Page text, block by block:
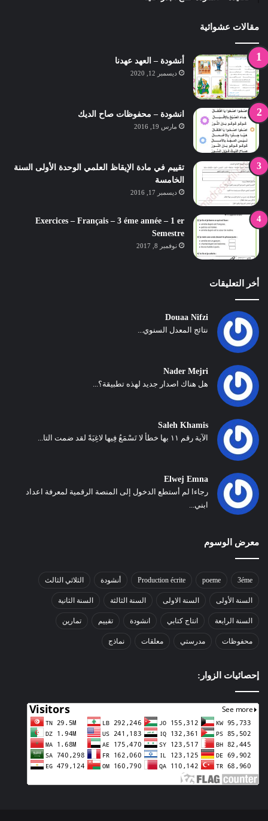
مقالات عشوائية
أنشودة – العهد عهدنا
ديسمبر 12, 2020
انشودة – محفوظات صاح الديك
مارس 19, 2016
تقييم في مادة الإيقاظ العلمي الوحدة الأولى السنة
الخامسة
ديسمبر 17, 2016
Exercices – Français – 3 éme année – 1 er
Semestre
نوفمبر 8, 2017
أخر التعليقات
Douaa Nifzi
نتائج المعدل السنوي...
Nader Mejri
هل هناك اصدار جديد لهذه تطبيقة؟...
Saleh Khamis
الآية رقم ١١ بها خطأ لا تَسْمَعُ فِيها لاغِيَةً لقد ضمت التا...
Elwej Emna
رجاءا لم أستطع الدخول إلى المنصة الرقمية لمعرفة اعداد
ابني...
معرض الوسوم
3éme
poeme
Production écrite أنشودة الثلاثي الثالث
السنة الأولى السنة الاولى السنة الثالثة السنة الثانية
السنة الرابعة انتاج كتابي انشودة تقييم تمارين
محفوظات مدرستي معلقات نماذج
إحصائيات الزوار: